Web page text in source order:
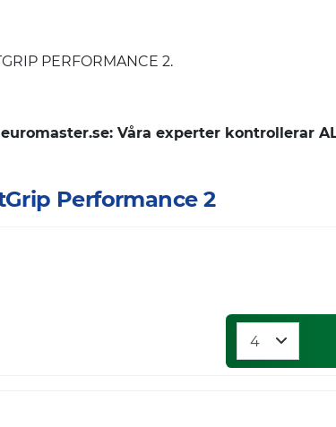
PERFORMANCE 2.
Våra experter kontrollerar
Performance 2